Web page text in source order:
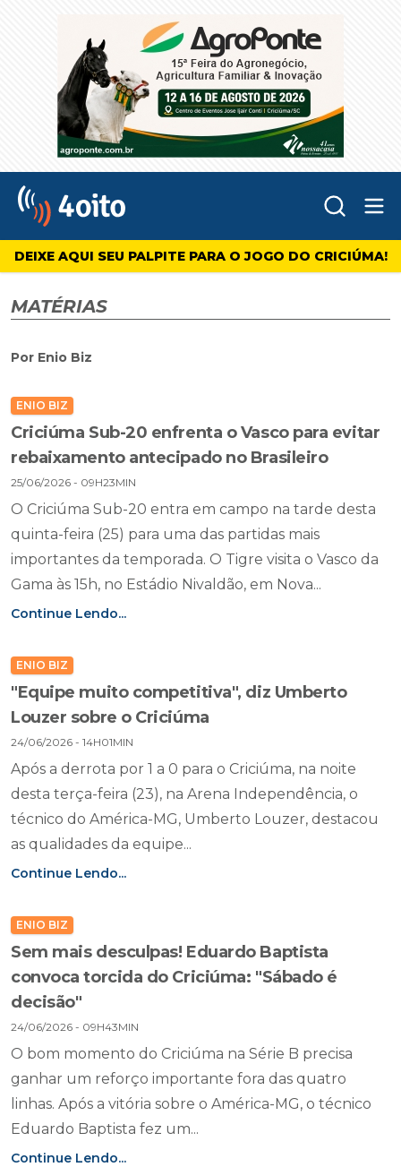
4oito
DEIXE AQUI SEU PALPITE PARA O JOGO DO CRICIÚMA!
MATÉRIAS
Por Enio Biz
ENIO BIZ
Criciúma Sub-20 enfrenta o Vasco para evitar
rebaixamento antecipado no Brasileiro
25/06/2026 - 09H23MIN
O Criciúma Sub-20 entra em campo na tarde desta
quinta-feira (25) para uma das partidas mais
importantes da temporada. O Tigre visita o Vasco da
Gama às 15h, no Estádio Nivaldão, em Nova...
Continue Lendo...
ENIO BIZ
"Equipe muito competitiva", diz Umberto
Louzer sobre o Criciúma
24/06/2026 - 14H01MIN
Após a derrota por 1 a 0 para o Criciúma, na noite
desta terça-feira (23), na Arena Independência, o
técnico do América-MG, Umberto Louzer, destacou
as qualidades da equipe...
Continue Lendo...
ENIO BIZ
Sem mais desculpas! Eduardo Baptista
convoca torcida do Criciúma: "Sábado é
decisão"
24/06/2026 - 09H43MIN
O bom momento do Criciúma na Série B precisa
ganhar um reforço importante fora das quatro
linhas. Após a vitória sobre o América-MG, o técnico
Eduardo Baptista fez um...
Continue Lendo...